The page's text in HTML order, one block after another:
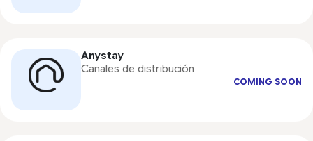
Anystay
Canales de distribución
COMING SOON